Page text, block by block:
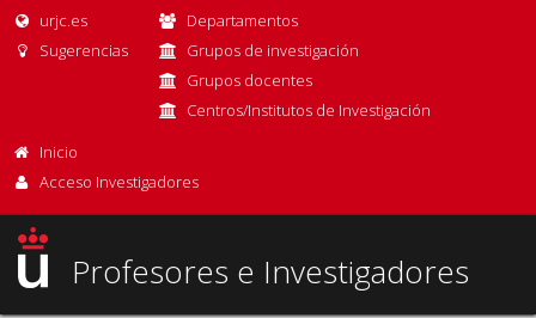
urjc.es
Sugerencias
Departamentos
Grupos de investigación
Grupos docentes
Centros/Institutos de Investigación
Inicio
Acceso Investigadores
Profesores e Investigadores